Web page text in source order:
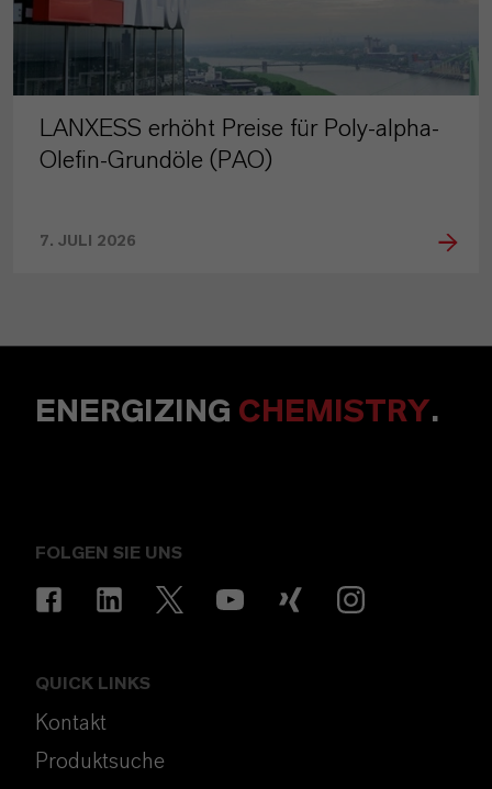
LANXESS erhöht Preise für Poly-alpha-
Olefin-Grundöle (PAO)
7. JULI 2026
ENERGIZING CHEMISTRY.
FOLGEN SIE UNS
QUICK LINKS
Kontakt
Produktsuche